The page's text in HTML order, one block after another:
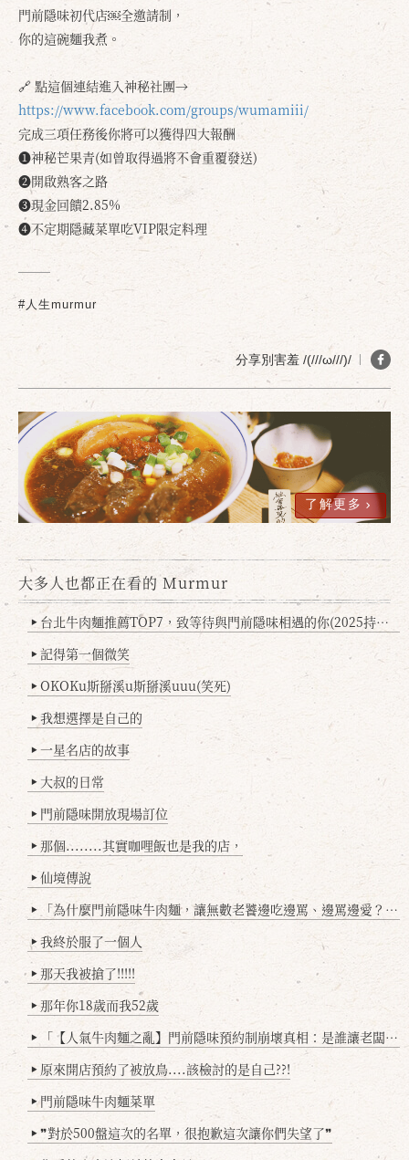
門前隱味初代店￼全邀請制，
你的這碗麵我煮。
🔗 點這個連結進入神秘社團→
https://www.facebook.com/groups/wumamiii/
完成三項任務後你將可以獲得四大報酬
❶神秘芒果青(如曾取得過將不會重覆發送)
❷開啟熟客之路
❸現金回饋2.85%
❹不定期隱藏菜單吃VIP限定料理
#人生murmur
分享別害羞 /(///ω///)/
了解更多
大多人也都正在看的 Murmur
▶ 台北牛肉麵推薦TOP7，致等待與門前隱味相遇的你(2025持續更新
▶ 記得第一個微笑
▶ OKOKu斯掰溪u斯掰溪uuu(笑死)
▶ 我想選擇是自己的
▶ 一星名店的故事
▶ 大叔的日常
▶ 門前隱味開放現場訂位
▶ 那個........其實咖哩飯也是我的店，
▶ 仙境傳說
▶ 「為什麼門前隱味牛肉麵，讓無數老饕邊吃邊罵、邊罵邊愛？小辣雞揭密！」
▶ 我終於服了一個人
▶ 那天我被搶了!!!!!
▶ 那年你18歲而我52歲
▶ 「【人氣牛肉麵之亂】門前隱味預約制崩壞真相：是誰讓老闆心灰意冷？」
▶ 原來開店預約了被放鳥....該檢討的是自己??!
▶ 門前隱味牛肉麵菜單
▶ ❞對於500盤這次的名單，很抱歉這次讓你們失望了❞
取消